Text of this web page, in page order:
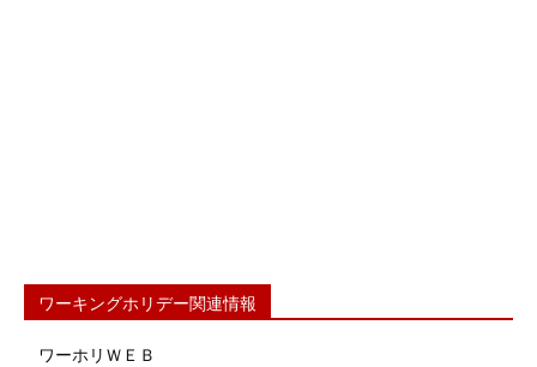
ワーキングホリデー関連情報
ワーホリＷＥＢ